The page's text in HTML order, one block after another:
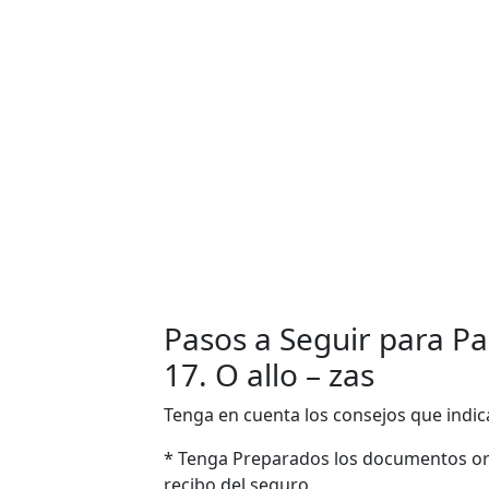
Pasos a Seguir para
17. O allo – zas
Tenga en cuenta los consejos que
* Tenga Preparados los documentos